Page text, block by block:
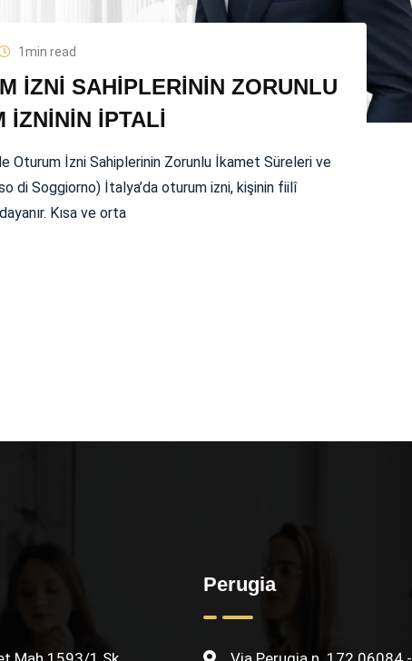
1min read
İZNİ SAHİPLERİNİN ZORUNLU
İZNİNİN İPTALİ
Oturum İzni Sahiplerinin Zorunlu İkamet Süreleri ve
di Soggiorno) İtalya’da oturum izni, kişinin fiilî
Kısa ve orta
Perugia